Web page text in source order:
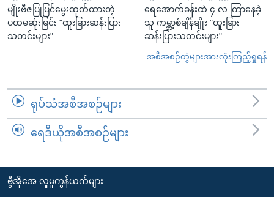
မျိုးဗီဇပြုပြင်မွေးထုတ်ထားတဲ့
ပထမဆုံးမြင်း "ထူးခြားဆန်းပြား
သတင်းများ"
ရေအောက်ခန်းထဲ ၄ လ ကြာနေခဲ့
သူ ကမ္ဘာ့စံချိန်ချိုး "ထူးခြား
ဆန်းပြားသတင်းများ"
အစီအစဉ်တွဲများအားလုံးကြည့်ရှုရန်
ရုပ်သံအစီအစဉ်များ
ရေဒီယိုအစီအစဉ်များ
ဗွီအိုအေ လူမှုကွန်ယက်များ